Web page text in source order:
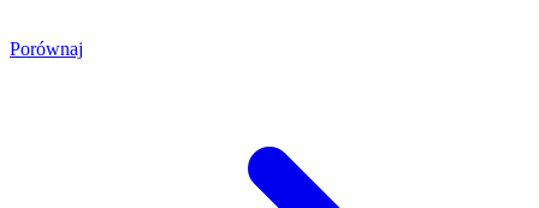
Porównaj